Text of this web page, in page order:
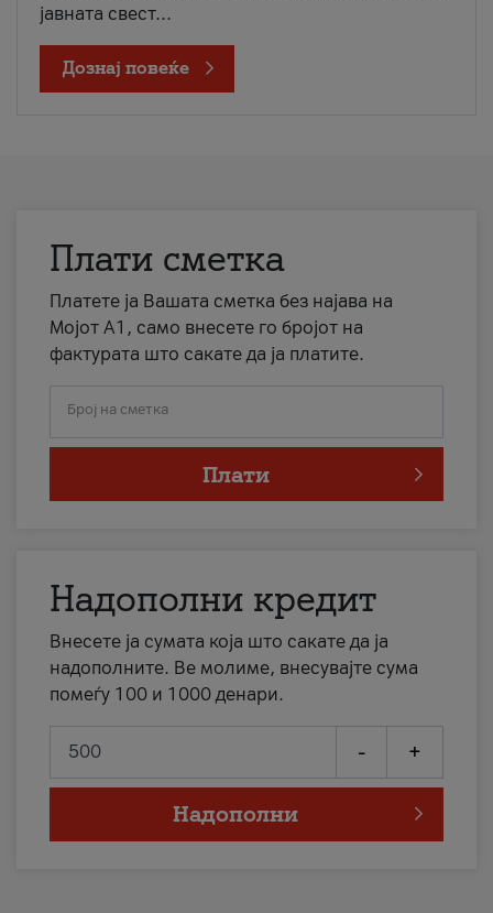
јавната свест...
Дознај повеќе
Плати сметка
Платете ја Вашата сметка без најава на
Мојот А1, само внесете го бројот на
фактурата што сакате да ја платите.
Број на сметка
Плати
Надополни кредит
Внесете ја сумата која што сакате да ја
надополните. Ве молиме, внесувајте сума
помеѓу 100 и 1000 денари.
- +
Надополни